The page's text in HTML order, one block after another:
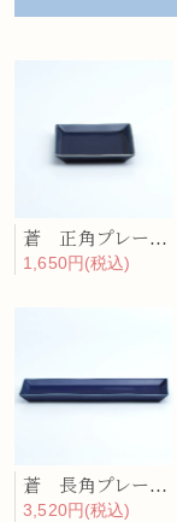
蒼 正角プレート（小）
1,650円(税込)
蒼 長角プレート
3,520円(税込)